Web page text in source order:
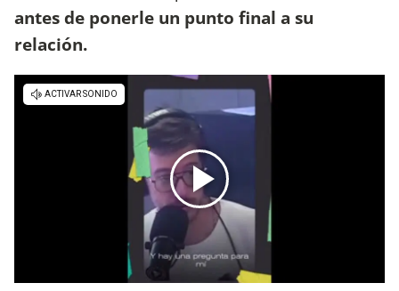
antes de ponerle un punto final a su
relación.